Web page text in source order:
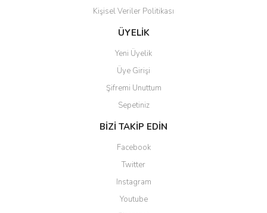
Gönder
Kişisel Veriler Politikası
ÜYELİK
Yeni Üyelik
Üye Girişi
Şifremi Unuttum
Sepetiniz
BİZİ TAKİP EDİN
Facebook
Twitter
Instagram
Youtube